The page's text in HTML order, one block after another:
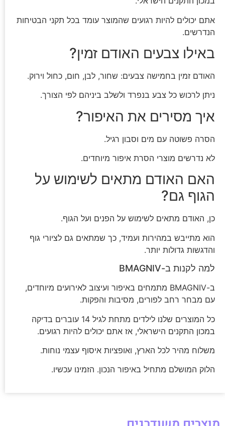
אתם יכולים להיות רגועים שהמוצר עומד בכל תקני הבטיחות
הנדרשים.
באילו צבעים האודם זמין?
האודם זמין בחמישה צבעים: שחור, לבן, חום, כחול וירוק.
ניתן לרכוש כל צבע בנפרד ולשלב ביניהם לפי הצורך.
איך מסירים את האיפור?
הסרה פשוטה עם מים וסבון רגיל.
לא נדרשים מוצרי הסרת איפור מיוחדים.
האם האודם מתאים לשימוש על
הגוף גם?
כן, האודם מתאים לשימוש על הפנים ועל הגוף.
הוא מתייבש במהירות ועמיד, כך שמתאים גם לציורי גוף
והדגשות גדולות יותר.
למה לקנות ב-BMAGNIV
ב-BMAGNIV מתמחים באיפור ועיצוב לאירועים מיוחדים,
עם מבחר רחב לפורים, מסיבות והפקות.
כל המוצרים שלנו לילדים מתחת לגיל 14 עוברים בדיקה
במכון התקנים הישראלי, אז אתם יכולים להיות רגועים.
משלוח מהיר לכל הארץ, ואופציות איסוף עצמי נוחות.
הלוק המושלם מתחיל באיפור הנכון. הזמינו עכשיו.